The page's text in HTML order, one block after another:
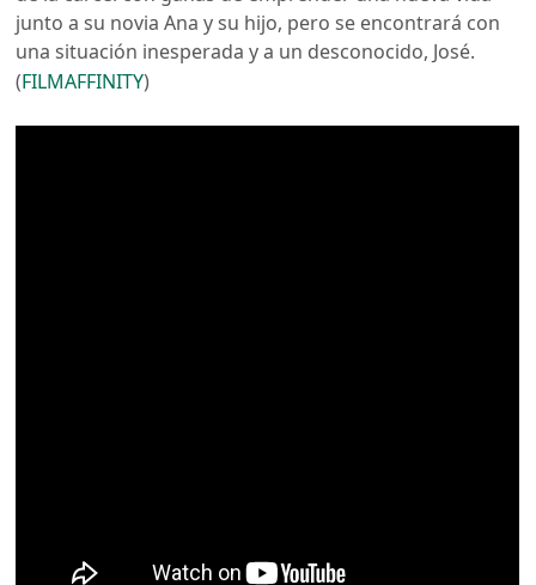
junto a su novia Ana y su hijo, pero se encontrará con
una situación inesperada y a un desconocido, José.
(FILMAFFINITY)